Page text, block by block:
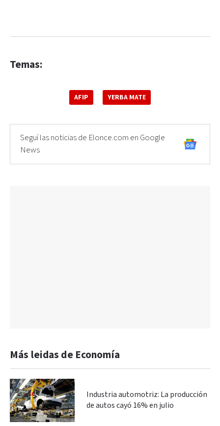
Temas:
AFIP YERBA MATE
Seguí las noticias de Elonce.com en Google
News
Más leidas de Economía
Industria automotriz: La producción
de autos cayó 16% en julio